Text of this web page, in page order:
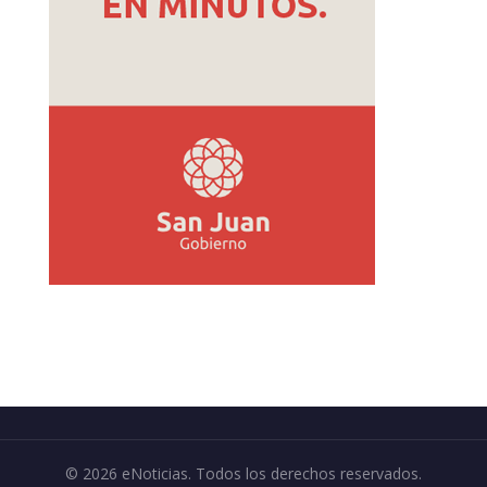
© 2026 eNoticias. Todos los derechos reservados.